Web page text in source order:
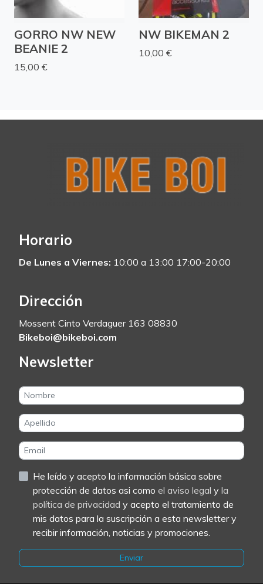
GORRO NW NEW
BEANIE 2
15,00 €
NW BIKEMAN 2
10,00 €
Horario
De Lunes a Viernes: 10:00 a 13:00 17:00-20:00
Dirección
Mossent Cinto Verdaguer 163 08830
Bikeboi@bikeboi.com
Newsletter
He leído y acepto la información básica sobre
protección de datos asi como el aviso legal y la
política de privacidad y acepto el tratamiento de
mis datos para la suscripción a esta newsletter y
recibir información, noticias y promociones.
Enviar